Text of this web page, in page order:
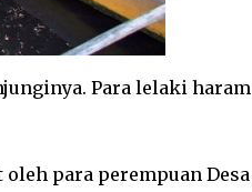
Para lelaki haram
para perempuan Desa